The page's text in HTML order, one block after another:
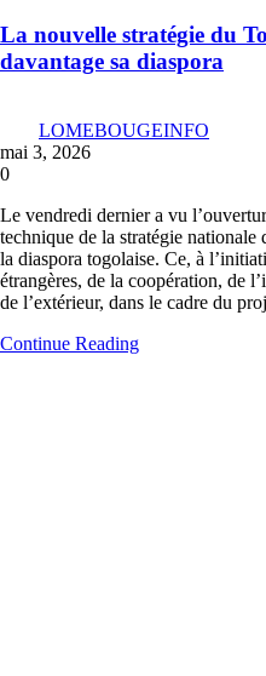
La nouvelle stratégie du
davantage sa diaspora
LOMEBOUGEINFO
mai 3, 2026
0
Le vendredi dernier a vu
technique de la stratégie nationale
la diaspora togolaise. Ce, à
étrangères, de la coopération, de
de l’extérieur, dans le cadre du
Continue Reading